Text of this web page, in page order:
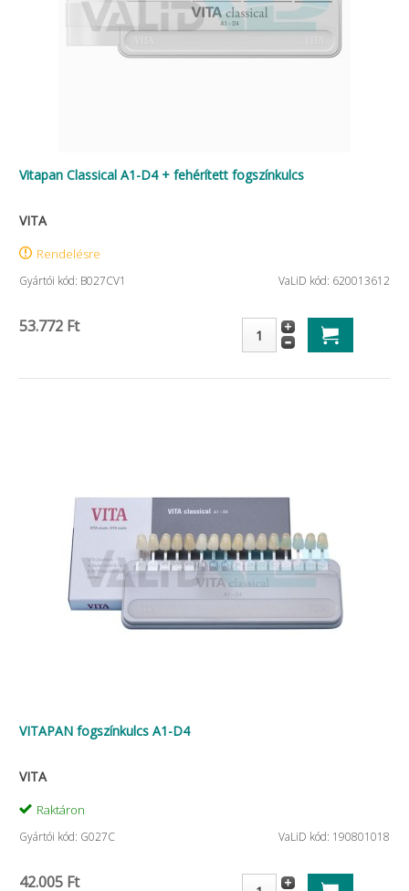
Vitapan Classical A1-D4 + fehérített fogszínkulcs
VITA
Rendelésre
Gyártói kód: B027CV1 VaLiD kód: 620013612
53.772 Ft
VITAPAN fogszínkulcs A1-D4
VITA
Raktáron
Gyártói kód: G027C VaLiD kód: 190801018
42.005 Ft